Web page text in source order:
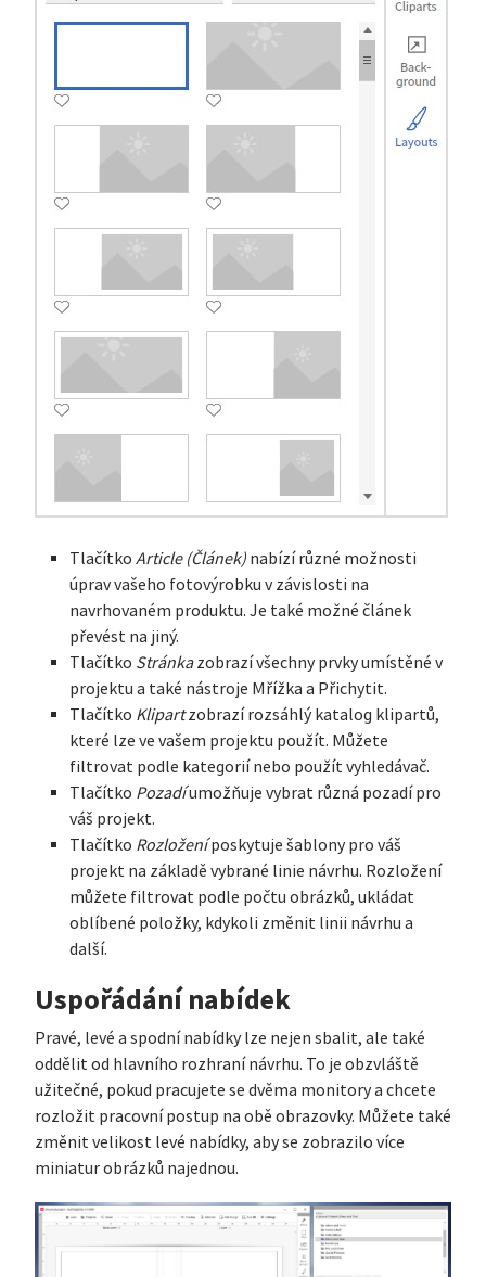
Tlačítko Article (Článek) nabízí různé možnosti
úprav vašeho fotovýrobku v závislosti na
navrhovaném produktu. Je také možné článek
převést na jiný.
Tlačítko Stránkazobrazí všechny prvky umístěné v
projektu a také nástroje Mřížka a Přichytit.
Tlačítko Klipartzobrazí rozsáhlý katalog klipartů,
které lze ve vašem projektu použít. Můžete
filtrovat podle kategorií nebo použít vyhledávač.
Tlačítko Pozadíumožňuje vybrat různá pozadí pro
váš projekt.
Tlačítko Rozloženíposkytuje šablony pro váš
projekt na základě vybrané linie návrhu. Rozložení
můžete filtrovat podle počtu obrázků, ukládat
oblíbené položky, kdykoli změnit linii návrhu a
další.
Uspořádání nabídek
Pravé, levé a spodní nabídky lze nejen sbalit, ale také
oddělit od hlavního rozhraní návrhu. To je obzvláště
užitečné, pokud pracujete se dvěma monitory a chcete
rozložit pracovní postup na obě obrazovky. Můžete také
změnit velikost levé nabídky, aby se zobrazilo více
miniatur obrázků najednou.